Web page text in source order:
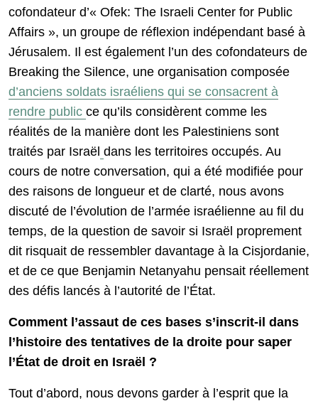
cofondateur d’« Ofek: The Israeli Center for Public
Affairs », un groupe de réflexion indépendant basé à
Jérusalem. Il est également l’un des cofondateurs de
Breaking the Silence, une organisation composée
d’anciens soldats israéliens qui se consacrent à
rendre public ce qu’ils considèrent comme les
réalités de la manière dont les Palestiniens sont
traités par Israël dans les territoires occupés. Au
cours de notre conversation, qui a été modifiée pour
des raisons de longueur et de clarté, nous avons
discuté de l’évolution de l’armée israélienne au fil du
temps, de la question de savoir si Israël proprement
dit risquait de ressembler davantage à la Cisjordanie,
et de ce que Benjamin Netanyahu pensait réellement
des défis lancés à l’autorité de l’État.
Comment l’assaut de ces bases s’inscrit-il dans
l’histoire des tentatives de la droite pour saper
l’État de droit en Israël ?
Tout d’abord, nous devons garder à l’esprit que la